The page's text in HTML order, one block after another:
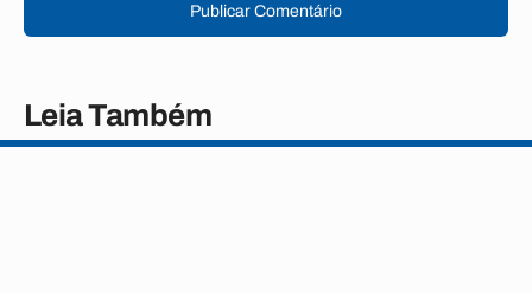
Publicar Comentário
Leia Também